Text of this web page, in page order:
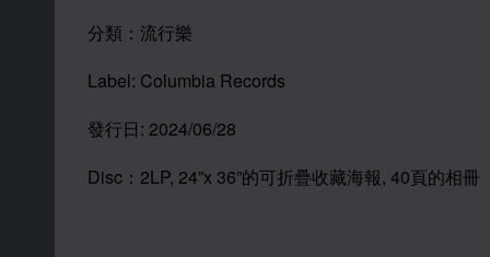
分類：流行樂
Label: Columbia Records
發行日: 2024/06/28
Disc：2LP, 24”x 36”的可折疊收藏海報, 40頁的相冊